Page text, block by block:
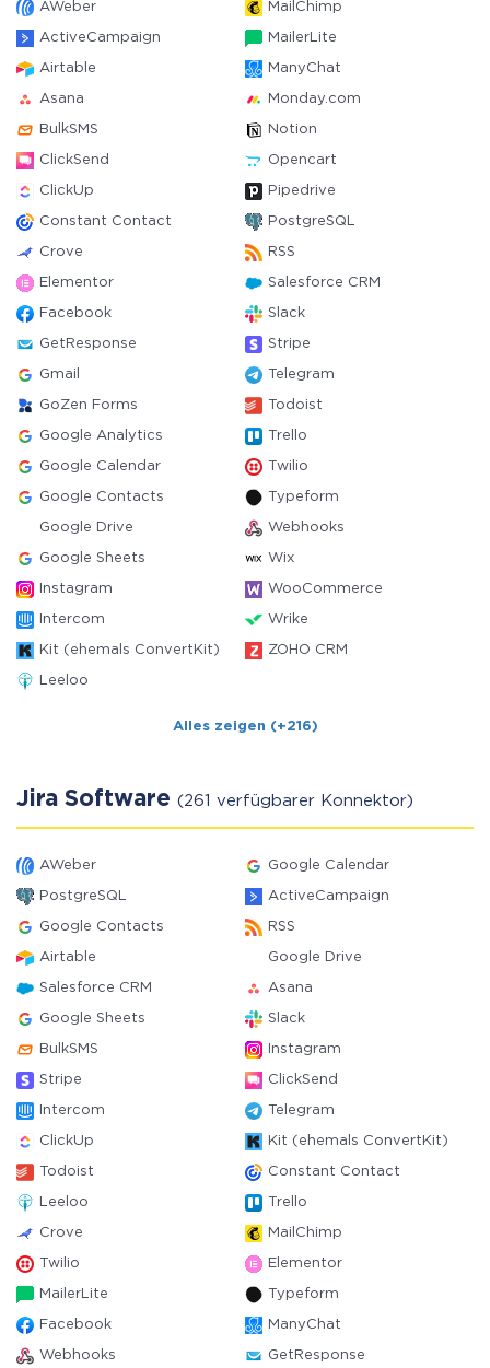
AWeber MailChimp
ActiveCampaign MailerLite
Airtable ManyChat
Asana Monday.com
BulkSMS Notion
ClickSend Opencart
ClickUp Pipedrive
Constant Contact PostgreSQL
Crove RSS
Elementor Salesforce CRM
Facebook Slack
GetResponse Stripe
Gmail Telegram
GoZen Forms Todoist
Google Analytics Trello
Google Calendar Twilio
Google Contacts Typeform
Google Drive Webhooks
Google Sheets Wix
Instagram WooCommerce
Intercom Wrike
Kit (ehemals ConvertKit) ZOHO CRM
Leeloo
Alles zeigen (+216)
Jira Software (261 verfügbarer Konnektor)
AWeber Google Calendar
PostgreSQL ActiveCampaign
Google Contacts RSS
Airtable Google Drive
Salesforce CRM Asana
Google Sheets Slack
BulkSMS Instagram
Stripe ClickSend
Intercom Telegram
ClickUp Kit (ehemals ConvertKit)
Todoist Constant Contact
Leeloo Trello
Crove MailChimp
Twilio Elementor
MailerLite Typeform
Facebook ManyChat
Webhooks GetResponse